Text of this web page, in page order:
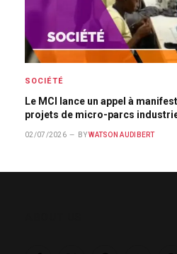
SOCIÉTÉ
Le MCI lance un appel à
projets de micro-parcs
02/07/2026 BY WATSON AUDIBERT